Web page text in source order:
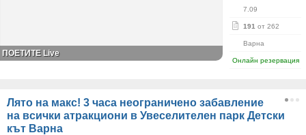
7.09
191 от 262
Варна
Онлайн резервация
ПОЕТИТЕ Live
Лято на макс! 3 часа неограничено забавление
на всички атракциони в Увеселителен парк Детски
кът Варна